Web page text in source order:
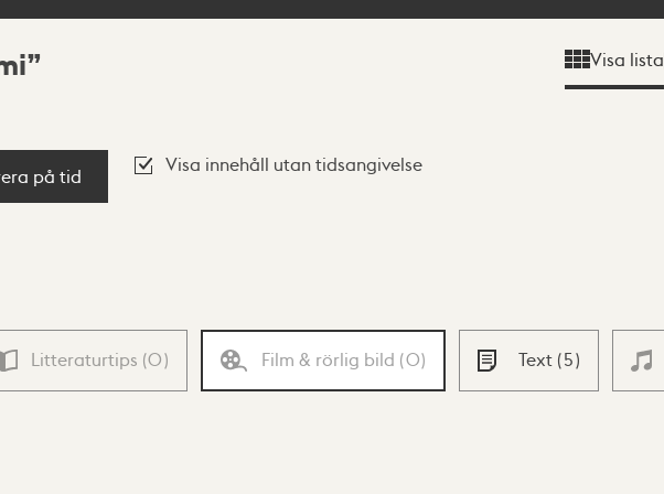
Visa lista
på tid
Visa innehåll utan tidsangivelse
Litteraturtips (0) Film & rörlig bild (0) Text (5)